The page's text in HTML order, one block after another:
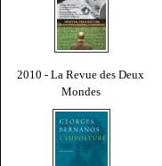
2010 - La Revue des Deux
Mondes